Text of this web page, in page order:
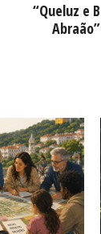
“Queluz e